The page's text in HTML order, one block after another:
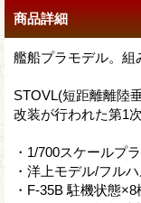
商品詳細
艦船プラモデル。組
STOVL(短距離離陸
改装が行われた第1
・1/700スケールプ
・洋上モデル/フル
・F-35B 駐機状態×8